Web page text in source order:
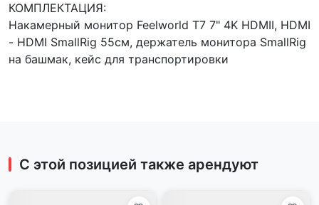
КОМПЛЕКТАЦИЯ:
Накамерный монитор Feelworld T7 7" 4K HDMII, HDMI
- HDMI SmallRig 55см, держатель монитора SmallRig
на башмак, кейс для транспортировки
С этой позицией также арендуют